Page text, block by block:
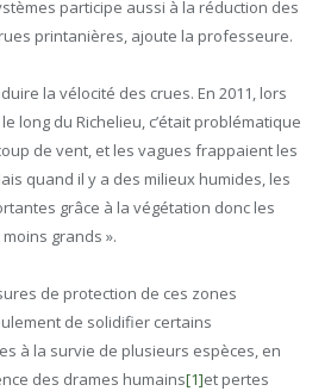
participe aussi à la réduction des
printanières, ajoute la professeure.
la vélocité des crues. En 2011, lors
long du Richelieu, c’était problématique
de vent, et les vagues frappaient les
quand il y a des milieux humides, les
grâce à la végétation donc les
grands ».
de protection de ces zones
de solidifier certains
à la survie de plusieurs espèces, en
des drames humains[1]et pertes